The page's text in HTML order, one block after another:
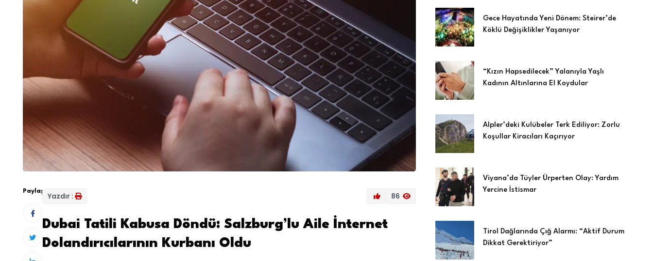
Paylaş:
Yazdır : 86
Dubai Tatili Kabusa Döndü: Salzburg’lu Aile İnternet
Dolandırıcılarının Kurbanı Oldu
Gece Hayatında Yeni Dönem: Steirer’de
Köklü Değişiklikler Yaşanıyor
“Kızın Hapsedilecek” Yalanıyla Yaşlı
Kadının Altınlarına El Koydular
Alpler’deki Kulübeler Terk Ediliyor: Zorlu
Koşullar Kiracıları Kaçırıyor
Viyana’da Tüyler Ürperten Olay: Yardım
Yercine İstismar
Tirol Dağlarında Çığ Alarmı: “Aktif Durum
Dikkat Gerektiriyor”